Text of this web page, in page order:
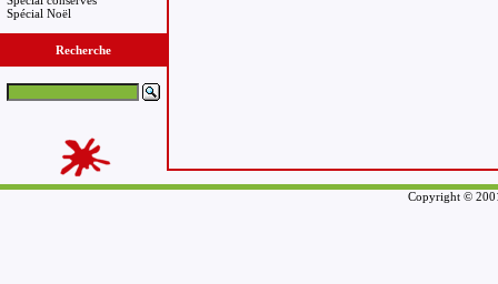
Spécial Noël
Recherche
Copyright ©